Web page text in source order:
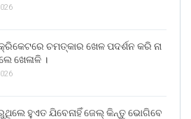
ଚମତ୍କାର ଖେଳ ପଦର୍ଶନ କରି ନା
ଖେଳାଳି ।
ହୁଏତ ଯିବେନାହିଁ ଜେଲ୍ କିନ୍ତୁ ଭୋଗିବେ